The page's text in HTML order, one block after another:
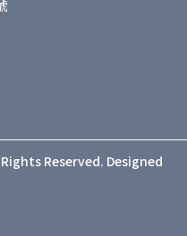
Reserved. Designed